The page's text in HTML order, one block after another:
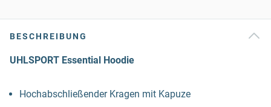
BESCHREIBUNG
UHLSPORT Essential Hoodie
Hochabschließender Kragen mit Kapuze